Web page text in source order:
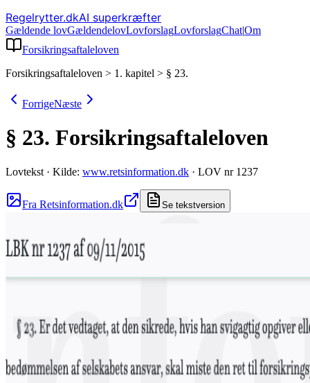
Regelrytter.dkAI superkræfter
Gældende lovGældendelovLovforslagLovforslagChat|Om
Forsikringsaftaleloven
Forsikringsaftaleloven > 1. kapitel > § 23.
ForrigeNæste
§ 23. Forsikringsaftaleloven
Lovtekst · Kilde: www.retsinformation.dk · LOV nr 1237
Fra Retsinformation.dk Se tekstversion